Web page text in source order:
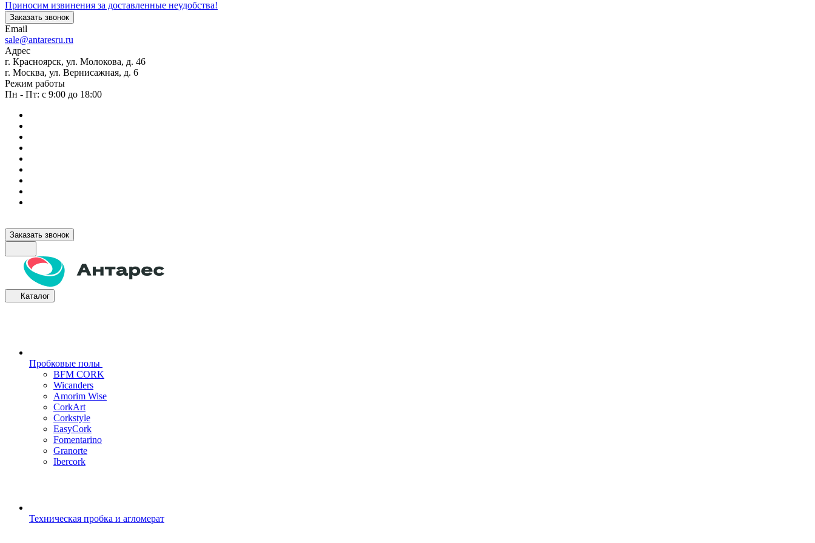
Приносим извинения за доставленные неудобства!
Заказать звонок
Email
sale@antaresru.ru
Адрес
г. Красноярск, ул. Молокова, д. 46
г. Москва, ул. Вернисажная, д. 6
Режим работы
Пн - Пт: с 9:00 до 18:00
Заказать звонок
Каталог
Пробковые полы
BFM CORK
Wicanders
Amorim Wise
CorkArt
Corkstyle
EasyCork
Fomentarino
Granorte
Ibercork
Техническая пробка и агломерат